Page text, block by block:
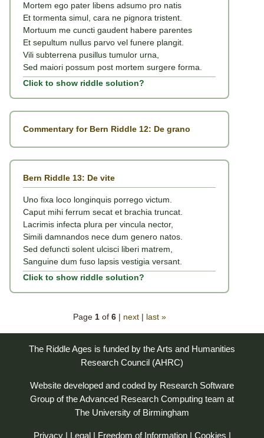
Mortem ego pater libens adsumo pro natis
Et tormenta simul, cara ne pignora tristent.
Mortuum me cuncti gaudent habere parentes
Et sepultum nullus parvo vel funere plangit.
Vili subterrena pusillus tumulor urna,
Sed maiori possum post mortem surgere forma.
Click to show riddle solution?
Commentary for Bern Riddle 12: De grano
Bern Riddle 13: De vite
Uno fixa loco longinquis porrego victum.
Caput mihi ferrum secat et brachia truncat.
Lacrimis infecta plura per vincula nector,
Simili damnandos nece dum genero natos.
Sed defuncti solent ulcisci liberi matrem,
Sanguine dum fuso lapsis vestigia versant.
Click to show riddle solution?
Page 1of 6 | next| last »
The Riddle Ages is funded by the Arts and Humanities
Research Council (AHRC)
Website developed and coded by Research Software
Group of theAdvanced Research Computing team at
The University of Birmingham
Privacy| Legal| Freedom of Information| Cookies |